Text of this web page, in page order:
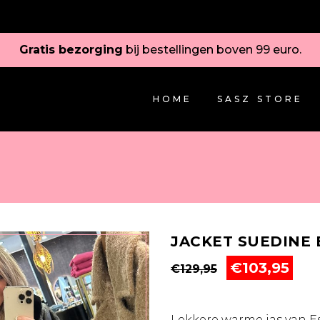
Gratis bezorging bij bestellingen boven 99 euro.
HOME SASZ STORE
JACKET SUEDINE
€129,95
prijs
€129,95.
€103,95
prijs